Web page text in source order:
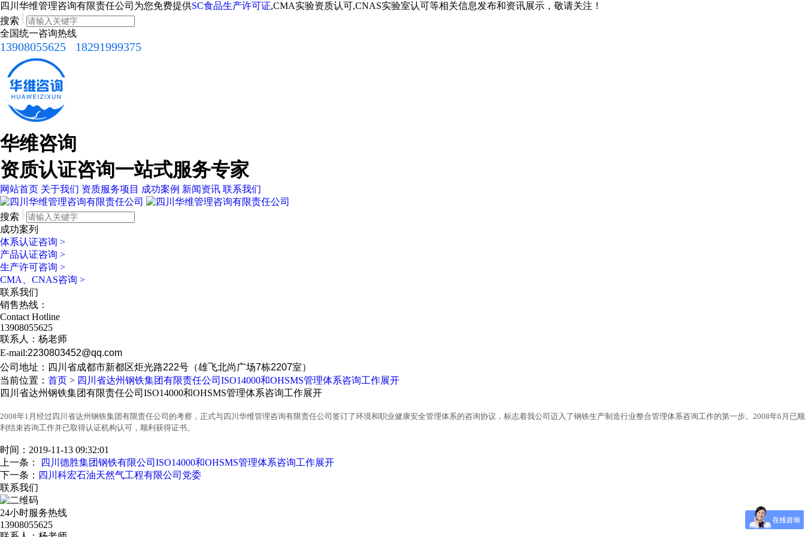
四川华维管理咨询有限责任公司为您免费提供SC食品生产许可证,CMA实验资质认可,CNAS实验室认可等相关信息发布和资讯展示，敬请关注！
搜索
全国统一咨询热线
13908055625 18291999375
华维咨询
资质认证咨询一站式服务专家
网站首页 关于我们 资质服务项目 成功案例 新闻资讯 联系我们
搜索
成功案列
体系认证咨询 >
产品认证咨询 >
生产许可咨询 >
CMA、CNAS咨询 >
联系我们
销售热线：
Contact Hotline
13908055625
联系人：杨老师
E-mail:2230803452@qq.com
公司地址： 四川省成都市新都区炬光路222号（雄飞北尚广场7栋2207室）
当前位置： 首页 > 四川省达州钢铁集团有限责任公司ISO14000和OHSMS管理体系咨询工作展开
四川省达州钢铁集团有限责任公司ISO14000和OHSMS管理体系咨询工作展开
2008年1月经过四川省达州钢铁集团有限责任公司的考察，正式与四川华维管理咨询有限责任公司签订了环境和职业健康安全管理体系的咨询协议，标志着我公司迈入了钢铁生产制造行业整合管理体系咨询工作的第一步。2008年6月已顺
利结束咨询工作并已取得认证机构认可，顺利获得证书。
时间：2019-11-13 09:32:01
上一条：
四川德胜集团钢铁有限公司ISO14000和OHSMS管理体系咨询工作展开
下一条： 四川科宏石油天然气工程有限公司党委
联系我们
24小时服务热线
13908055625